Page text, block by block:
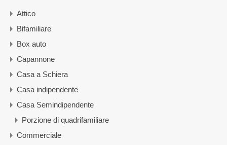
Attico
Bifamiliare
Box auto
Capannone
Casa a Schiera
Casa indipendente
Casa Semindipendente
Porzione di quadrifamiliare
Commerciale